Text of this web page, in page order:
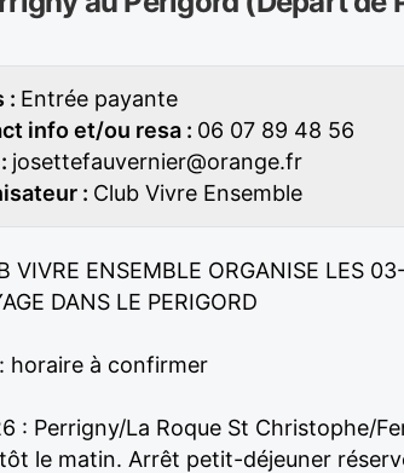
: Entrée payante
info et/ou resa : 06 07 89 48 56
josettefauvernier@orange.fr
: Club Vivre Ensemble
VIVRE ENSEMBLE ORGANISE LES
DANS LE PERIGORD
horaire à confirmer
: Perrigny/La Roque St Christophe/
le matin. Arrêt petit-déjeuner